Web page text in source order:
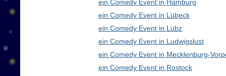
ein Comedy Event in Hamburg
ein Comedy Event in Lübeck
ein Comedy Event in Lübz
ein Comedy Event in Ludwigslust
ein Comedy Event in Mecklenburg-
ein Comedy Event in Rostock